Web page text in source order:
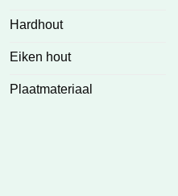
Hardhout
Eiken hout
Plaatmateriaal